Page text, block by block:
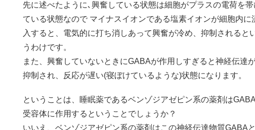
先に述べたように､興奮している状態は細胞がプラスの電荷を帯
ている状態なので マイナスイオンである塩素イオンが細胞内に
入すると、電気的に打ち消しあって興奮が冷め、抑制されると
うわけです。
また、興奮していないときにGABAが作用しすぎると神経伝達
抑制され、反応が遅い(寝ぼけているような)状態になります。
ということは、睡眠薬であるベンゾジアゼピン系の薬剤はGABA
受容体に作用するということでしょうか？
いいえ、ベンゾジアゼピン系の薬剤はこの神経伝達物質GABAと